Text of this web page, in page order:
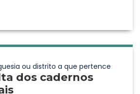
ou distrito a que pertence
dos cadernos